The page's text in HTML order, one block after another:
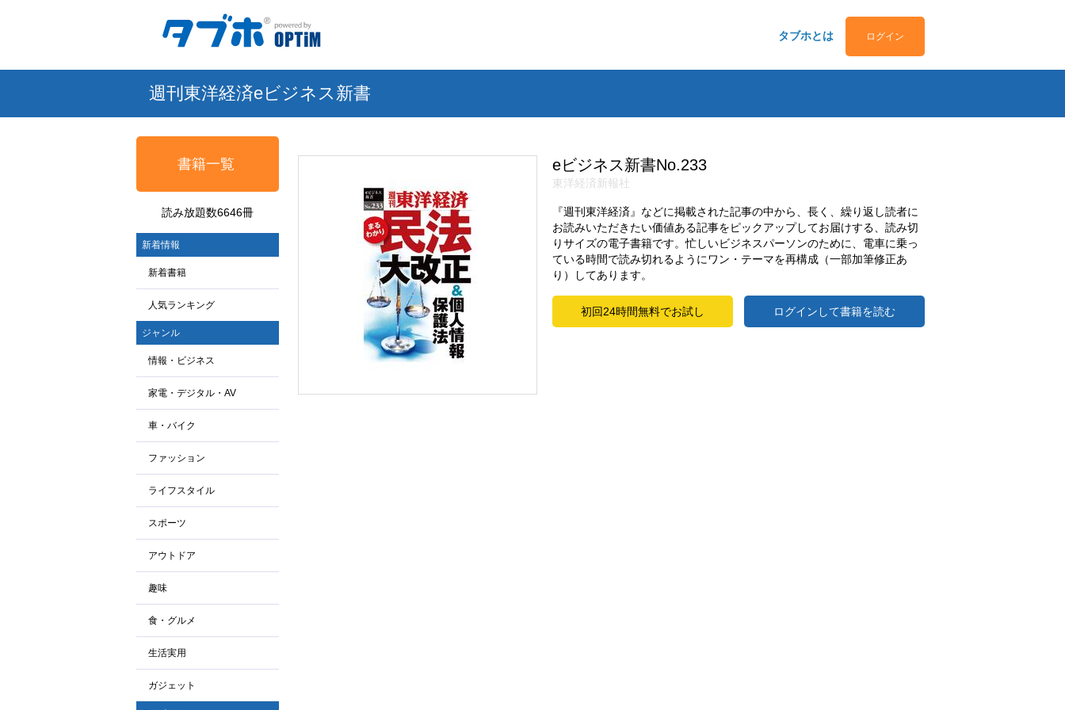
タブホとは ログイン
週刊東洋経済eビジネス新書
書籍一覧
読み放題数6646冊
新着情報
新着書籍
人気ランキング
ジャンル
情報・ビジネス
家電・デジタル・AV
車・バイク
ファッション
ライフスタイル
スポーツ
アウトドア
趣味
食・グルメ
生活実用
ガジェット
eビジネス新書No.233
東洋経済新報社
『週刊東洋経済』などに掲載された記事の中から、長く、繰り返し読者に
お読みいただきたい価値ある記事をピックアップしてお届けする、読み切
りサイズの電子書籍です。忙しいビジネスパーソンのために、電車に乗っ
ている時間で読み切れるようにワン・テーマを再構成（一部加筆修正あ
り）してあります。
初回24時間無料でお試し ログインして書籍を読む